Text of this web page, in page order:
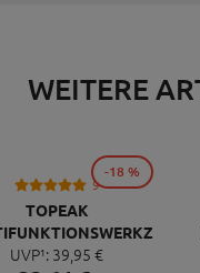
WEITERE
9
-18 %